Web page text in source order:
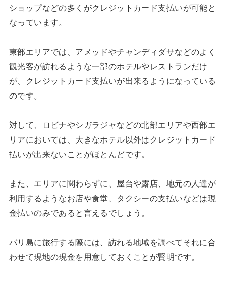
ショップなどの多くがクレジットカード支払いが可能と
なっています。
東部エリアでは、アメッドやチャンディダサなどのよく
観光客が訪れるような一部のホテルやレストランだけ
が、クレジットカード支払いが出来るようになっている
のです。
対して、ロビナやシガラジャなどの北部エリアや西部エ
リアにおいては、大きなホテル以外はクレジットカード
払いが出来ないことがほとんどです。
また、エリアに関わらずに、屋台や露店、地元の人達が
利用するようなお店や食堂、タクシーの支払いなどは現
金払いのみであると言えるでしょう。
バリ島に旅行する際には、訪れる地域を調べてそれに合
わせて現地の現金を用意しておくことが賢明です。